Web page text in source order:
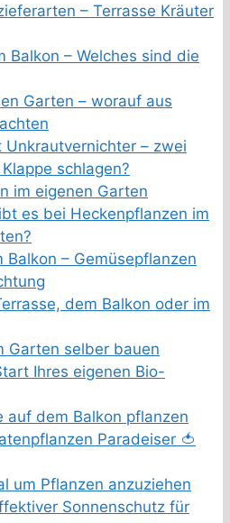
– Terrasse Kräuter
Balkon – Welches sind die
Garten – worauf aus
Unkrautvernichter – zwei
schlagen?
im eigenen Garten
es bei Heckenpflanzen im
Balkon – Gemüsepflanzen
dem Balkon oder im
Garten selber bauen
Ihres eigenen Bio-
auf dem Balkon pflanzen
Paradeiser 🍅
um Pflanzen anzuziehen
Sonnenschutz für